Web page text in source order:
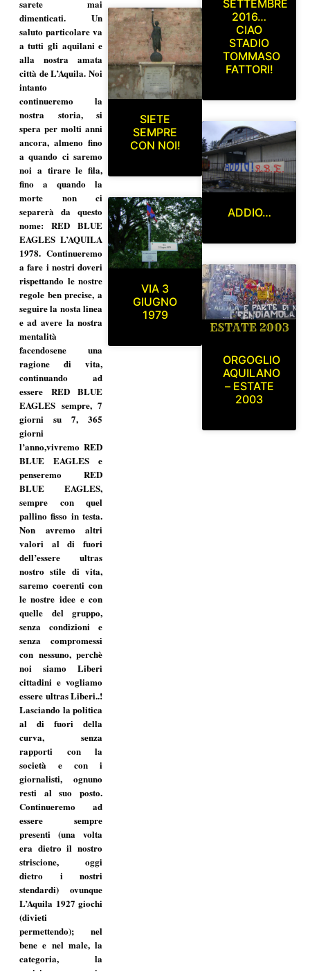
sarete mai
dimenticati. Un
saluto particolare va
a tutti gli aquilani e
alla nostra amata
città de L’Aquila. Noi
intanto
continueremo la
nostra storia, si
spera per molti anni
ancora, almeno fino
a quando ci saremo
noi a tirare le fila,
fino a quando la
morte non ci
separerà da questo
nome: RED BLUE
EAGLES L’AQUILA
1978. Continueremo
a fare i nostri doveri
rispettando le nostre
regole ben precise, a
seguire la nosta linea
e ad avere la nostra
mentalità
facendosene una
ragione di vita,
continuando ad
essere RED BLUE
EAGLES sempre, 7
giorni su 7, 365
giorni
l’anno,vivremo RED
BLUE EAGLES e
penseremo RED
BLUE EAGLES,
sempre con quel
pallino fisso in testa.
Non avremo altri
valori al di fuori
dell’essere ultras
nostro stile di vita,
saremo coerenti con
le nostre idee e con
quelle del gruppo,
senza condizioni e
senza compromessi
con nessuno, perchè
noi siamo Liberi
cittadini e vogliamo
essere ultras Liberi..!
Lasciando la politica
al di fuori della
curva, senza
rapporti con la
società e con i
giornalisti, ognuno
resti al suo posto.
Continueremo ad
essere sempre
presenti (una volta
era dietro il nostro
striscione, oggi
dietro i nostri
stendardi) ovunque
L’Aquila 1927 giochi
(divieti
permettendo); nel
bene e nel male, la
categoria, la
SIETE
SEMPRE
CON NOI!
VIA 3
GIUGNO
1979
SETTEMBRE
2016…
CIAO
STADIO
TOMMASO
FATTORI!
ADDIO…
ORGOGLIO
AQUILANO
– ESTATE
2003